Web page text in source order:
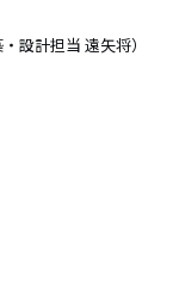
・設計担当 遠矢将）